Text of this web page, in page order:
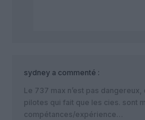
sydney a commenté :
Le 737 max n’est pas
pilotes qui fait que les cies. sont
compétances/expérience…